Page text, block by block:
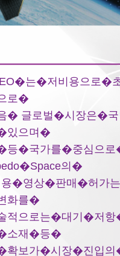
는�저비용으로�
로�
� 글로벌�시장은�
있으며�
등�국가를�중심으
의�
용�영상�판매�허
화를�
적으로는�대기�저
소재�등�
확보가�시장�진입